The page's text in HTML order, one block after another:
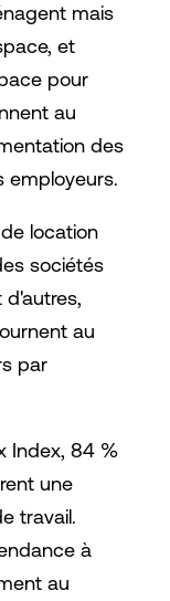
mais
et
pour
au
des
employeurs.
location
sociétés
au
par
Index, 84 %
une
travail.
à
au